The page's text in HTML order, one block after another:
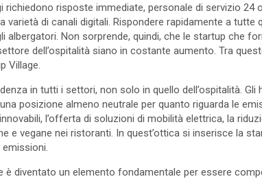
risposte immediate, personale di servizio 24
di canali digitali. Rispondere rapidamente a tutte
Non sorprende, quindi, che le startup che
dell’ospitalità siano in costante aumento. Tra
Village.
in tutti i settori, non solo in quello dell’ospitalità. Gli
posizione almeno neutrale per quanto riguarda le
l’offerta di soluzioni di mobilità elettrica, la
e vegane nei ristoranti. In quest’ottica si inserisce la
è diventato un elemento fondamentale per essere